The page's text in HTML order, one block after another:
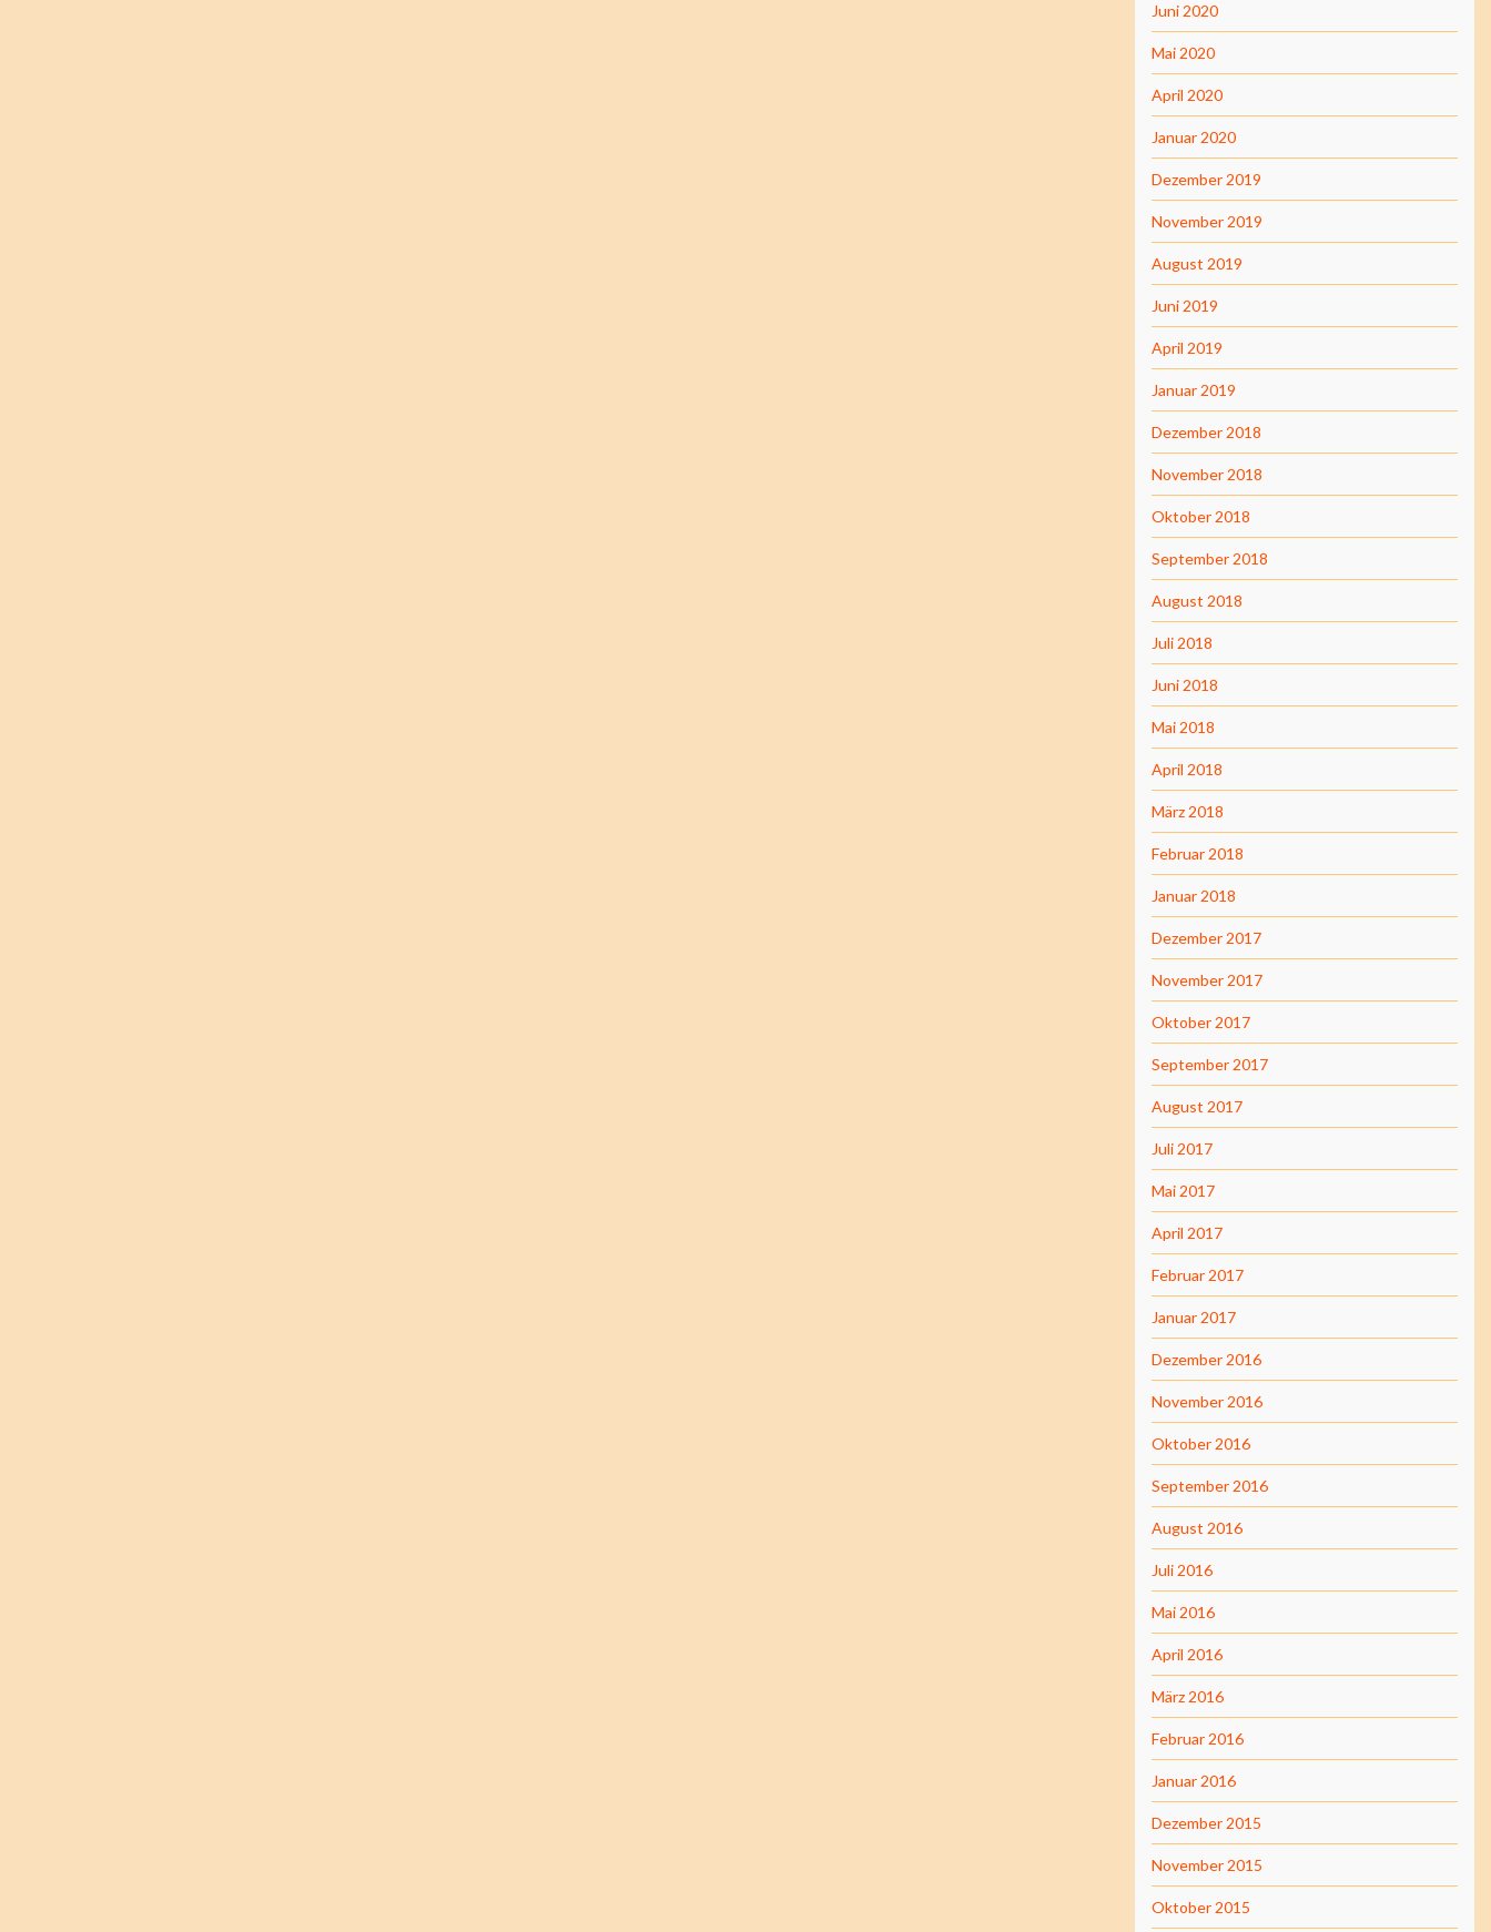
Juni 2020
Mai 2020
April 2020
Januar 2020
Dezember 2019
November 2019
August 2019
Juni 2019
April 2019
Januar 2019
Dezember 2018
November 2018
Oktober 2018
September 2018
August 2018
Juli 2018
Juni 2018
Mai 2018
April 2018
März 2018
Februar 2018
Januar 2018
Dezember 2017
November 2017
Oktober 2017
September 2017
August 2017
Juli 2017
Mai 2017
April 2017
Februar 2017
Januar 2017
Dezember 2016
November 2016
Oktober 2016
September 2016
August 2016
Juli 2016
Mai 2016
April 2016
März 2016
Februar 2016
Januar 2016
Dezember 2015
November 2015
Oktober 2015